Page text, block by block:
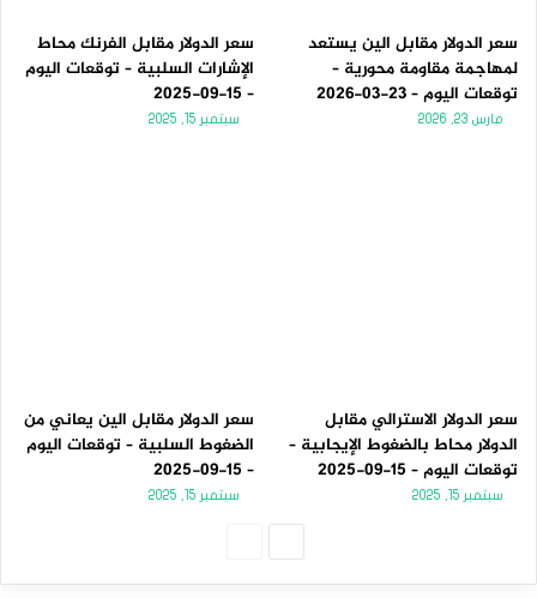
سعر الدولار مقابل الين يستعد
لمهاجمة مقاومة محورية –
توقعات اليوم – 23-03-2026
مارس 23, 2026
سعر الدولار مقابل الفرنك محاط
الإشارات السلبية – توقعات اليوم
– 15-09-2025
سبتمبر 15, 2025
سعر الدولار الاسترالي مقابل
الدولار محاط بالضغوط الإيجابية –
توقعات اليوم – 15-09-2025
سبتمبر 15, 2025
سعر الدولار مقابل الين يعاني من
الضغوط السلبية – توقعات اليوم
– 15-09-2025
سبتمبر 15, 2025